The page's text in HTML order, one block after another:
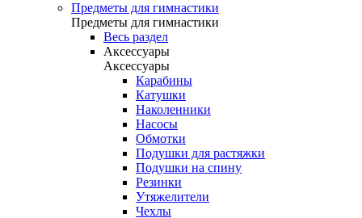
Предметы для гимнастики
Предметы для гимнастики
Весь раздел
Аксессуары
Аксессуары
Карабины
Катушки
Наколенники
Насосы
Обмотки
Подушки для растяжки
Подушки на спину
Резинки
Утяжелители
Чехлы